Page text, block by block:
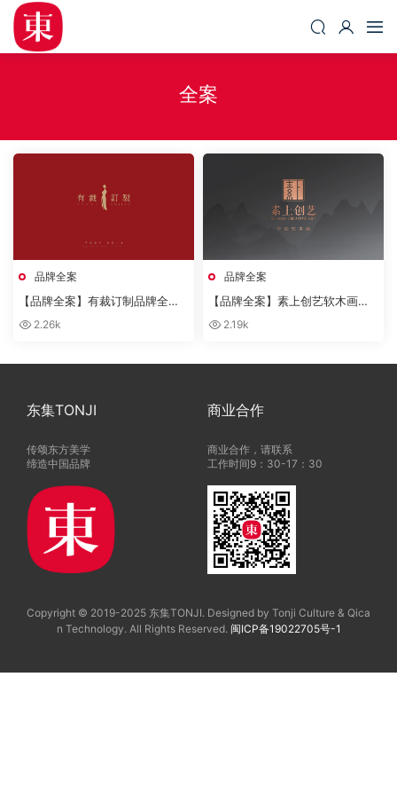
全案
品牌全案
【品牌全案】有裁订制品牌全案
设计2.26k
品牌全案
【品牌全案】素上创艺软木画品
牌全案设计
2.19k
东集TONJI
传颂东方美学
缔造中国品牌
商业合作
商业合作，请联系
工作时间9：30-17：30
Copyright © 2019-2025 东集TONJI. Designed by Tonji Culture & Qica
n Technology. All Rights Reserved. 闽ICP备19022705号-1